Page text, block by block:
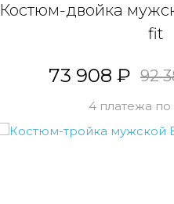
Костюм-двойка
fit
73 908 ₽ 92
4 платежа по